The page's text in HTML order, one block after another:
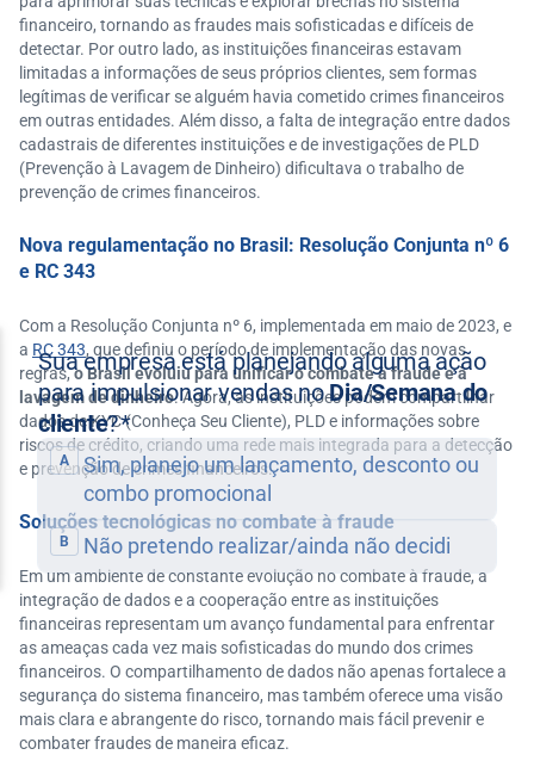
financeiro, tornando as fraudes mais sofisticadas e difíceis de
detectar. Por outro lado, as instituições financeiras estavam
limitadas a informações de seus próprios clientes, sem formas
legítimas de verificar se alguém havia cometido crimes financeiros
em outras entidades. Além disso, a falta de integração entre dados
cadastrais de diferentes instituições e de investigações de PLD
(Prevenção à Lavagem de Dinheiro) dificultava o trabalho de
prevenção de crimes financeiros.
Nova regulamentação no Brasil: Resolução Conjunta nº 6
e RC 343
Com a Resolução Conjunta nº 6, implementada em maio de 2023, e
a RC 343, que definiu o período de implementação das novas
regras,o Brasil evoluiu para unificar o combate à fraude e à
lavagem de dinheiro. Agora, as instituições podem compartilhar
dados de KYC (Conheça Seu Cliente), PLD e informações sobre
riscos de crédito, criando uma rede mais integrada para a detecção
e prevenção de crimes financeiros.
Soluções tecnológicas no combate à fraude
Em um ambiente de constante evolução no combate à fraude, a
integração de dados e a cooperação entre as instituições
financeiras representam um avanço fundamental para enfrentar
as ameaças cada vez mais sofisticadas do mundo dos crimes
financeiros. O compartilhamento de dados não apenas fortalece a
segurança do sistema financeiro, mas também oferece uma visão
mais clara e abrangente do risco, tornando mais fácil prevenir e
combater fraudes de maneira eficaz.